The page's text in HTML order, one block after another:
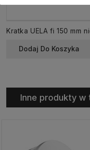
Dodaj Do Koszyka
Inne produkty w